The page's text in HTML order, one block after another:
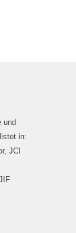
und
in:
JCI